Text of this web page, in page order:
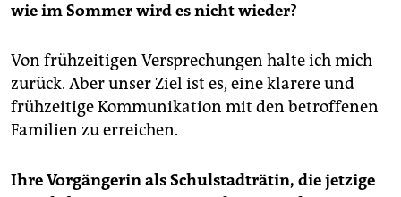
wie im Sommer wird es nicht wieder?
Von frühzeitigen Versprechungen halte ich mich
zurück. Aber unser Ziel ist es, eine klarere und
frühzeitige Kommunikation mit den betroffenen
Familien zu erreichen.
Ihre Vorgängerin als Schulstadträtin, die jetzige